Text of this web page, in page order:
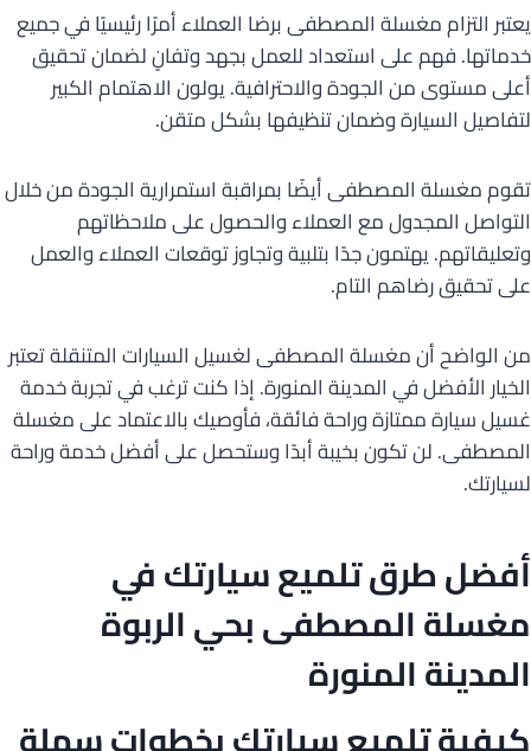
يعتبر التزام مغسلة المصطفى برضا العملاء أمرًا رئيسيًا في جميع
خدماتها. فهم على استعداد للعمل بجهد وتفانٍ لضمان تحقيق
أعلى مستوى من الجودة والاحترافية. يولون الاهتمام الكبير
لتفاصيل السيارة وضمان تنظيفها بشكل متقن.
تقوم مغسلة المصطفى أيضًا بمراقبة استمرارية الجودة من خلال
التواصل المجدول مع العملاء والحصول على ملاحظاتهم
وتعليقاتهم. يهتمون جدًا بتلبية وتجاوز توقعات العملاء والعمل
على تحقيق رضاهم التام.
من الواضح أن مغسلة المصطفى لغسيل السيارات المتنقلة تعتبر
الخيار الأفضل في المدينة المنورة. إذا كنت ترغب في تجربة خدمة
غسيل سيارة ممتازة وراحة فائقة، فأوصيك بالاعتماد على مغسلة
المصطفى. لن تكون بخيبة أبدًا وستحصل على أفضل خدمة وراحة
لسيارتك.
أفضل طرق تلميع سيارتك في
مغسلة المصطفى بحي الربوة
المدينة المنورة